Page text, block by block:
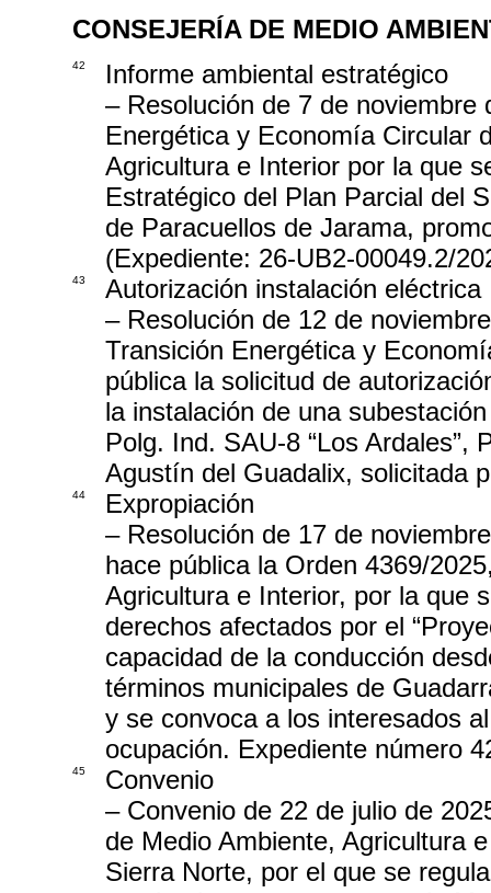
CONSEJERÍA DE MEDIO
42
Informe ambiental estratégico
– Resolución de 7 de
Energética y Economía Circular
Agricultura e Interior por la que
Estratégico del Plan Parcial del
de Paracuellos de Jarama,
(Expediente: 26-UB2-00049.2/
43
Autorización instalación eléctrica
– Resolución de 12 de
Transición Energética y
pública la solicitud de
la instalación de una
Polg. Ind. SAU-8 “Los Ardales”,
Agustín del Guadalix, solicitada
44
Expropiación
– Resolución de 17 de
hace pública la Orden 4369/
Agricultura e Interior, por la que
derechos afectados por el
capacidad de la conducción
términos municipales de
y se convoca a los interesados
ocupación. Expediente número
45
Convenio
– Convenio de 22 de julio de
de Medio Ambiente, Agricultura
Sierra Norte, por el que se